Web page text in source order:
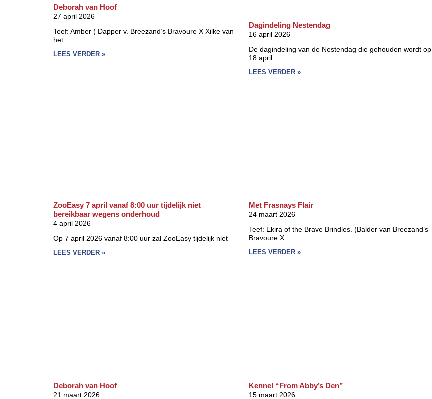
Deborah van Hoof
27 april 2026
Teef: Amber ( Dapper v. Breezand’s Bravoure X Xilke van
het
LEES VERDER »
Dagindeling Nestendag
16 april 2026
De dagindeling van de Nestendag die gehouden wordt op
18 april
LEES VERDER »
ZooEasy 7 april vanaf 8:00 uur tijdelijk niet
bereikbaar wegens onderhoud
4 april 2026
Op 7 april 2026 vanaf 8:00 uur zal ZooEasy tijdelijk niet
LEES VERDER »
Met Frasnays Flair
24 maart 2026
Teef: Ekira of the Brave Brindles. (Balder van Breezand’s
Bravoure X
LEES VERDER »
Deborah van Hoof
21 maart 2026
Kennel “From Abby’s Den”
15 maart 2026